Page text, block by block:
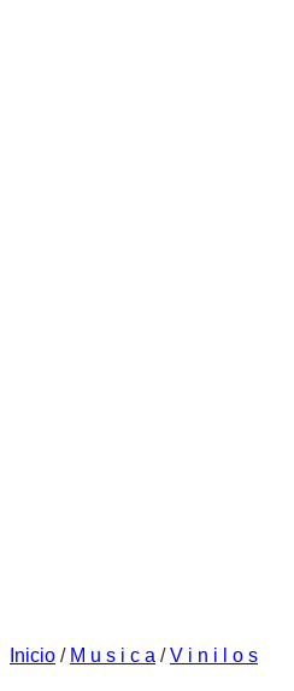
Inicio / M u s i c a / V i n i l o s